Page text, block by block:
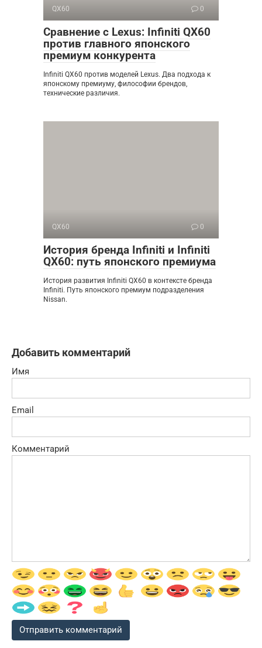
QX60 0
Сравнение с Lexus: Infiniti QX60
против главного японского
премиум конкурента
Infiniti QX60 против моделей Lexus. Два подхода к
японскому премиуму, философии брендов,
технические различия.
QX60 0
История бренда Infiniti и Infiniti
QX60: путь японского премиума
История развития Infiniti QX60 в контексте бренда
Infiniti. Путь японского премиум подразделения
Nissan.
Добавить комментарий
Имя
Email
Комментарий